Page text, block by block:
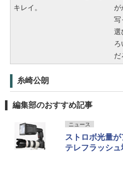
キレイ。
が
写
選
ろ
だ
糸崎公朗
編集部のおすすめ記事
ニュース
ストロボ光量
テレフラッシュ